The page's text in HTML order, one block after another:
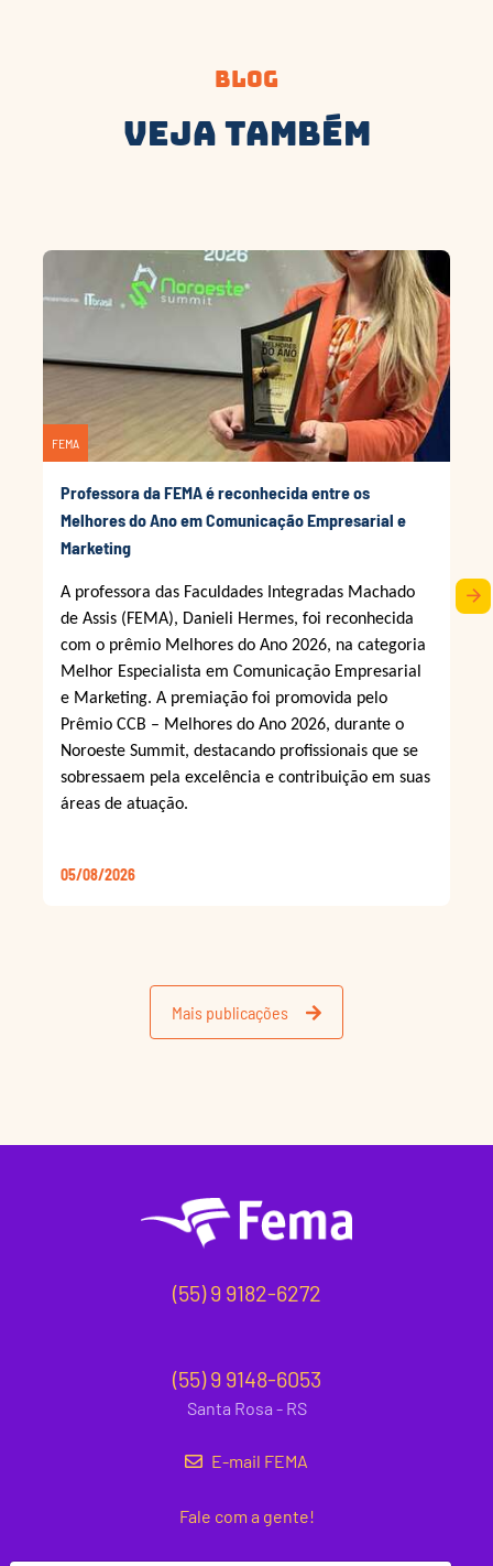
Blog
Veja Também
FEMA
Professora da FEMA é reconhecida entre os
Melhores do Ano em Comunicação Empresarial e
Marketing
A professora das Faculdades Integradas Machado
de Assis (FEMA), Danieli Hermes, foi reconhecida
com o prêmio Melhores do Ano 2026, na categoria
Melhor Especialista em Comunicação Empresarial
e Marketing. A premiação foi promovida pelo
Prêmio CCB – Melhores do Ano 2026, durante o
Noroeste Summit, destacando profissionais que se
sobressaem pela excelência e contribuição em suas
áreas de atuação.
05/08/2026
arrow_forward
Mais publicações
(55) 9 9182-6272
(55) 9 9148-6053
Santa Rosa - RS
E-mail FEMA
Fale com a gente!